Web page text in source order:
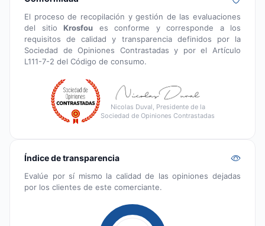
El proceso de recopilación y gestión de las evaluaciones
del sitio Krosfou es conforme y corresponde a los
requisitos de calidad y transparencia definidos por la
Sociedad de Opiniones Contrastadas y por el Artículo
L111-7-2 del Código de consumo.
Nicolas Duval, Presidente de la
Sociedad de Opiniones Contrastadas
Índice de transparencia
Evalúe por sí mismo la calidad de las opiniones dejadas
por los clientes de este comerciante.